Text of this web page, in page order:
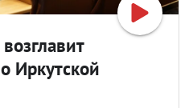
Иркутской